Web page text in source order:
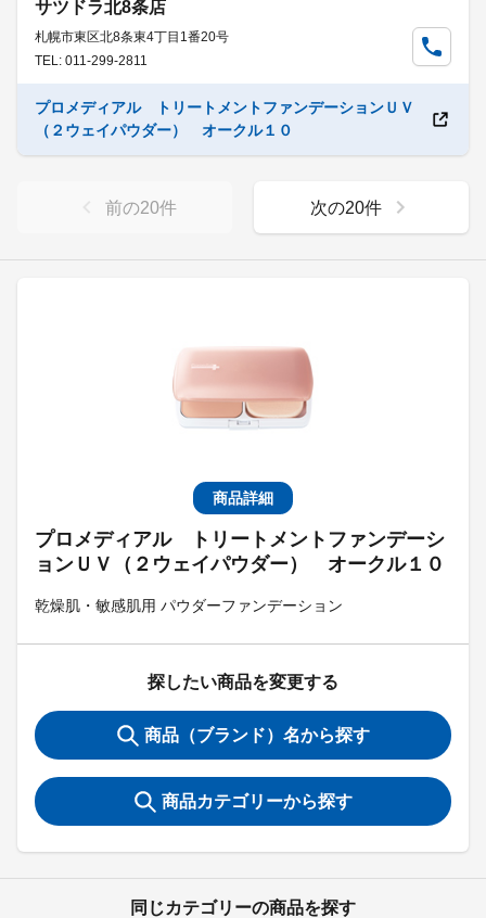
商品詳細
プロメディアル トリートメントファンデーシ
ョンＵＶ（２ウェイパウダー） オークル１０
乾燥肌・敏感肌用 パウダーファンデーション
探したい商品を変更する
商品（ブランド）名から探す
商品カテゴリーから探す
同じカテゴリーの商品を探す
サツドラ北8条店
札幌市東区北8条東4丁目1番20号
TEL: 011-299-2811
プロメディアル トリートメントファンデーションＵＶ
（２ウェイパウダー） オークル１０
前の20件 次の20件